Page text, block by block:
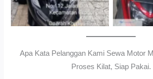
Apa Kata Pelanggan Kami Sewa Motor
Proses Kilat, Siap Pakai.